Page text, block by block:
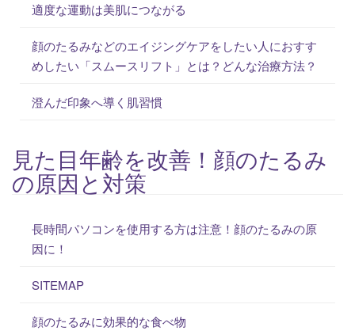
適度な運動は美肌につながる
顔のたるみなどのエイジングケアをしたい人におすす
めしたい「スムースリフト」とは？どんな治療方法？
澄んだ印象へ導く肌習慣
見た目年齢を改善！顔のたるみ
の原因と対策
長時間パソコンを使用する方は注意！顔のたるみの原
因に！
SITEMAP
顔のたるみに効果的な食べ物